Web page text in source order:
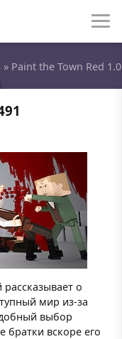
» Paint the Town Red
о
мир из-за
выбор
братки вскоре его